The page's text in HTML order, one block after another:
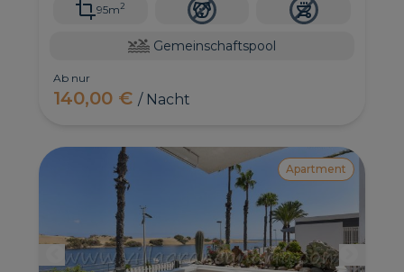
95m2
Gemeinschaftspool
Ab nur
140,00 €/ Nacht
Apartment